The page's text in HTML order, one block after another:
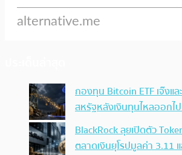
กองทุน Bitcoin ETF เจ๊งแ
สหรัฐหลังเงินทุนไหลออกไ
BlackRock ลุยเปิดตัว
ตลาดเงินยุโรปมูลค่า 3.11